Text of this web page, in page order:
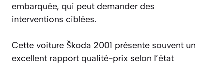
embarquée, qui peut demander des
interventions ciblées.
Cette voiture Škoda 2001 présente souvent un
excellent rapport qualité-prix selon l’état